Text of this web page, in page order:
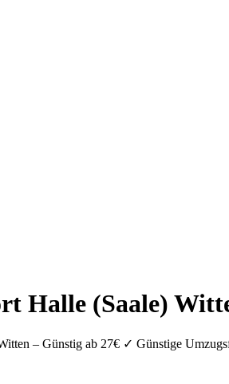
Halle (Saale)
– Günstig ab 27€ ✓ Günstige